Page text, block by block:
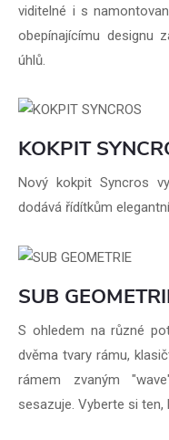
viditelné i s
obepínajícímu designu
úhlů.
KOKPIT
Nový kokpit Syncros
dodává řídítkům
SUB
S ohledem na různé
dvěma tvary rámu,
rámem zvaným
sesazuje. Vyberte si ten,